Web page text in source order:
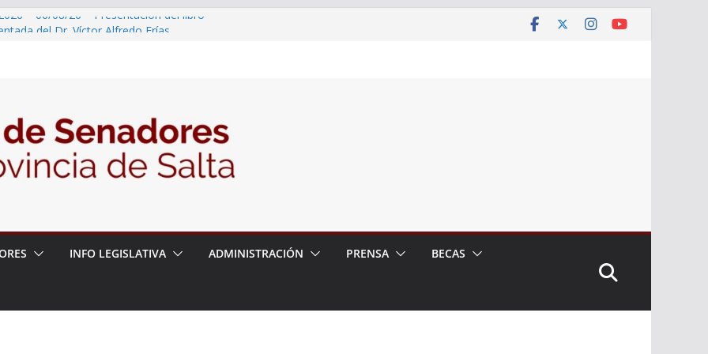
– 06/08/26 – Presentación del libro
– 6 de agosto
– 06/08/26 – Primera Edición de
Secundaria, Puente de Unión
INFO LEGISLATIVA ADMINISTRACIÓN PRENSA BECAS